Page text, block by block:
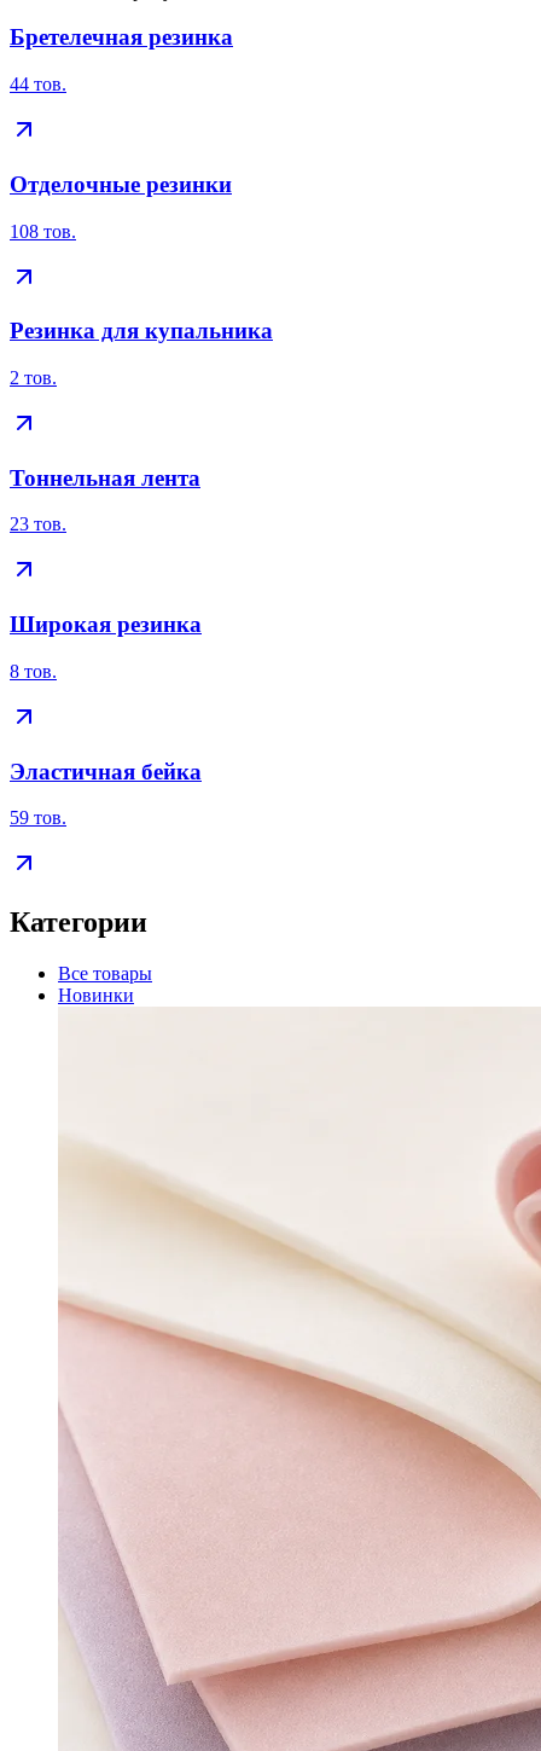
Бретелечная резинка
44 тов.
Отделочные резинки
108 тов.
Резинка для купальника
2 тов.
Тоннельная лента
23 тов.
Широкая резинка
8 тов.
Эластичная бейка
59 тов.
Категории
Все товары
Новинки